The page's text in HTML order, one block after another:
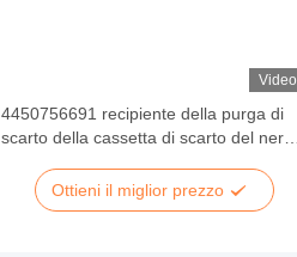
Video
4450756691 recipiente della purga di
scarto della cassetta di scarto del nero
dell'ncrOttieni il miglior prezzo